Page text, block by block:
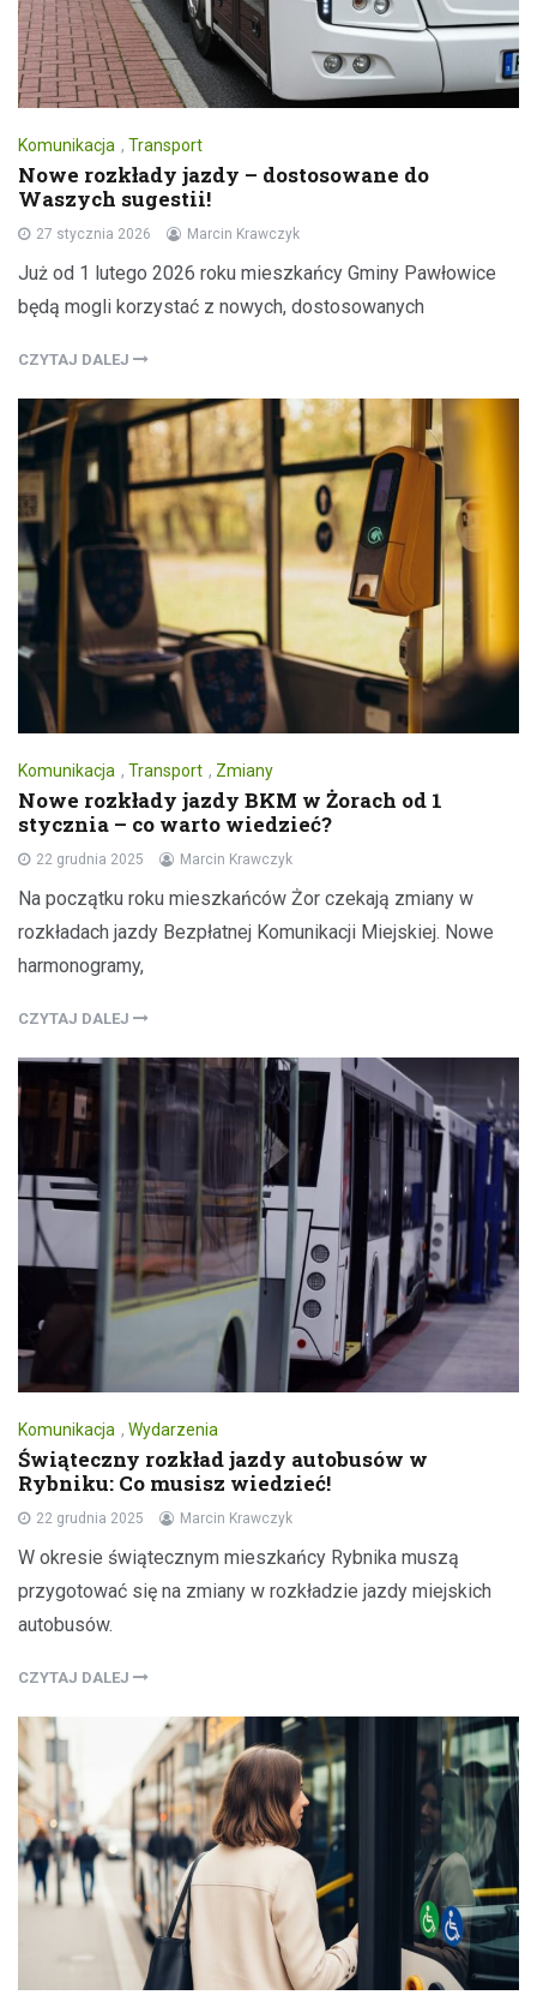
Komunikacja , Transport
Nowe rozkłady jazdy – dostosowane do
Waszych sugestii!
27 stycznia 2026 Marcin Krawczyk
Już od 1 lutego 2026 roku mieszkańcy Gminy Pawłowice
będą mogli korzystać z nowych, dostosowanych
CZYTAJ DALEJ
Komunikacja , Transport , Zmiany
Nowe rozkłady jazdy BKM w Żorach od 1
stycznia – co warto wiedzieć?
22 grudnia 2025 Marcin Krawczyk
Na początku roku mieszkańców Żor czekają zmiany w
rozkładach jazdy Bezpłatnej Komunikacji Miejskiej. Nowe
harmonogramy,
CZYTAJ DALEJ
Komunikacja , Wydarzenia
Świąteczny rozkład jazdy autobusów w
Rybniku: Co musisz wiedzieć!
22 grudnia 2025 Marcin Krawczyk
W okresie świątecznym mieszkańcy Rybnika muszą
przygotować się na zmiany w rozkładzie jazdy miejskich
autobusów.
CZYTAJ DALEJ